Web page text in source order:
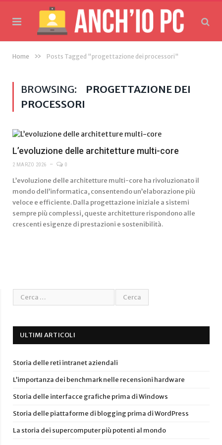
Home » Posts Tagged "progettazione dei processori"
BROWSING:
PROGETTAZIONE DEI
PROCESSORI
L’evoluzione delle architetture multi-core
2 MARZO 2026 0
L’evoluzione delle architetture multi-core ha rivoluzionato il
mondo dell’informatica, consentendo un’elaborazione più
veloce e efficiente. Dalla progettazione iniziale a sistemi
sempre più complessi, queste architetture rispondono alle
crescenti esigenze di prestazioni e sostenibilità.
ULTIMI ARTICOLI
Storia delle reti intranet aziendali
L’importanza dei benchmark nelle recensioni hardware
Storia delle interfacce grafiche prima di Windows
Storia delle piattaforme di blogging prima di WordPress
La storia dei supercomputer più potenti al mondo